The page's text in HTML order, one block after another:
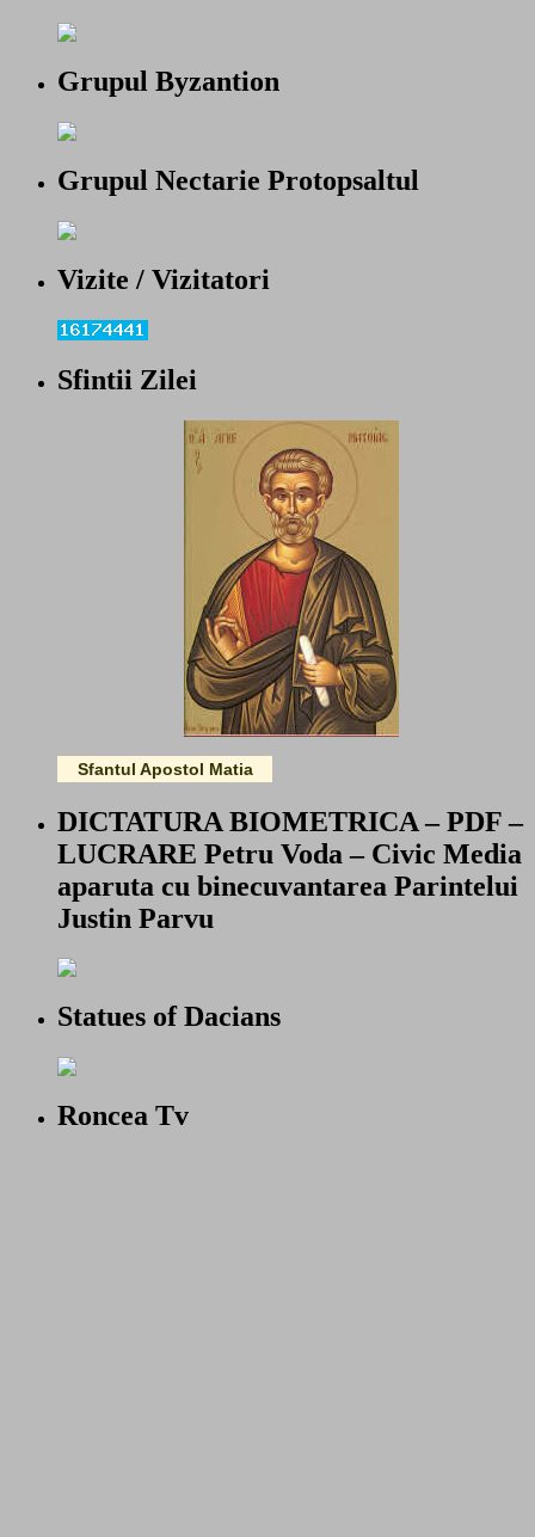
Grupul Byzantion
Grupul Nectarie Protopsaltul
Vizite / Vizitatori
Sfintii Zilei
Sfantul Apostol Matia
DICTATURA BIOMETRICA – PDF –
LUCRARE Petru Voda – Civic Media
aparuta cu binecuvantarea Parintelui
Justin Parvu
Statues of Dacians
Roncea Tv